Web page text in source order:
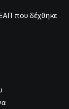
που δέχθηκε